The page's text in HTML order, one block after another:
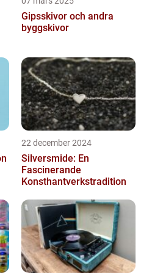
Gipsskivor och andra
byggskivor
22 december 2024
Silversmide: En
Fascinerande
Konsthantverkstradition